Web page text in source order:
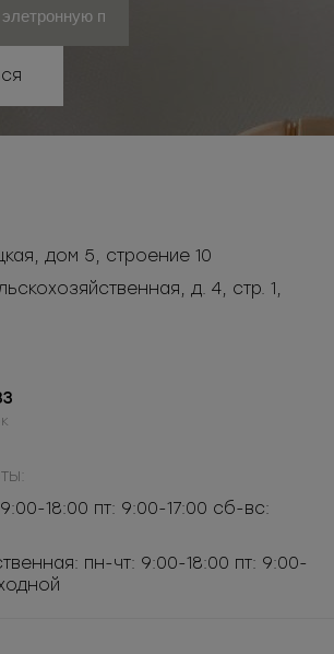
дом 5, строение 10
д. 4, стр. 1,
18:00 пт: 9:00-17:00 сб-вс:
пн-чт: 9:00-18:00 пт: 9:00-